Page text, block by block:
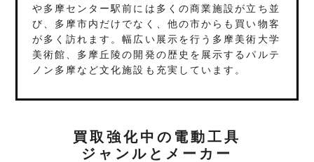
や多摩センター駅前には多くの商業施設が立ち並
び、多摩市内だけでなく、他の市からも買い物客
が多く訪れます。幅広い展示を行う多摩美術大学
美術館、多摩丘陵の開発の歴史を展示するパルテ
ノン多摩など文化施設も充実しています。
買取強化中の電動工具
ジャンルとメーカー